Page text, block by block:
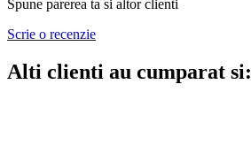
Spune parerea ta si altor clienti
Scrie o recenzie
Alti clienti au cumparat si: